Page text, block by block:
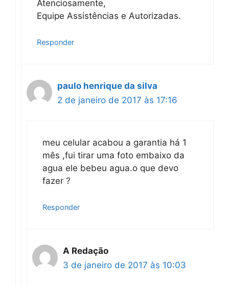
Atenciosamente,
Equipe Assistências e Autorizadas.
Responder
paulo henrique da silva
2 de janeiro de 2017 às 17:16
meu celular acabou a garantia há 1
mês ,fui tirar uma foto embaixo da
agua ele bebeu agua.o que devo
fazer ?
Responder
A Redação
3 de janeiro de 2017 às 10:03